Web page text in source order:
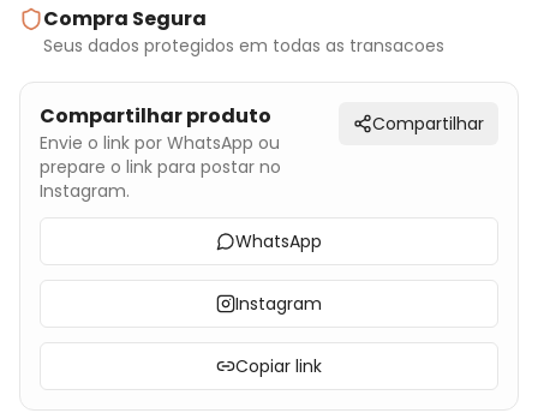
Compra Segura
Seus dados protegidos em todas as transacoes
Compartilhar produto
Envie o link por WhatsApp ou
prepare o link para postar no
Instagram.
Compartilhar
WhatsApp
Instagram
Copiar link